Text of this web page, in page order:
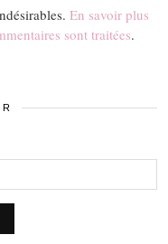
En savoir plus
sont traitées.